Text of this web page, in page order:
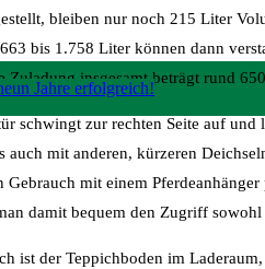
Jahre erfolgreich!
bleiben nur noch 215 Liter
bis 1.758 Liter können dann
Zuladung insgesamt beträgt rund
schwingt zur rechten Seite auf
auch mit anderen, kürzeren
Gebrauch mit einem
damit bequem den Zugriff
ist der Teppichboden im